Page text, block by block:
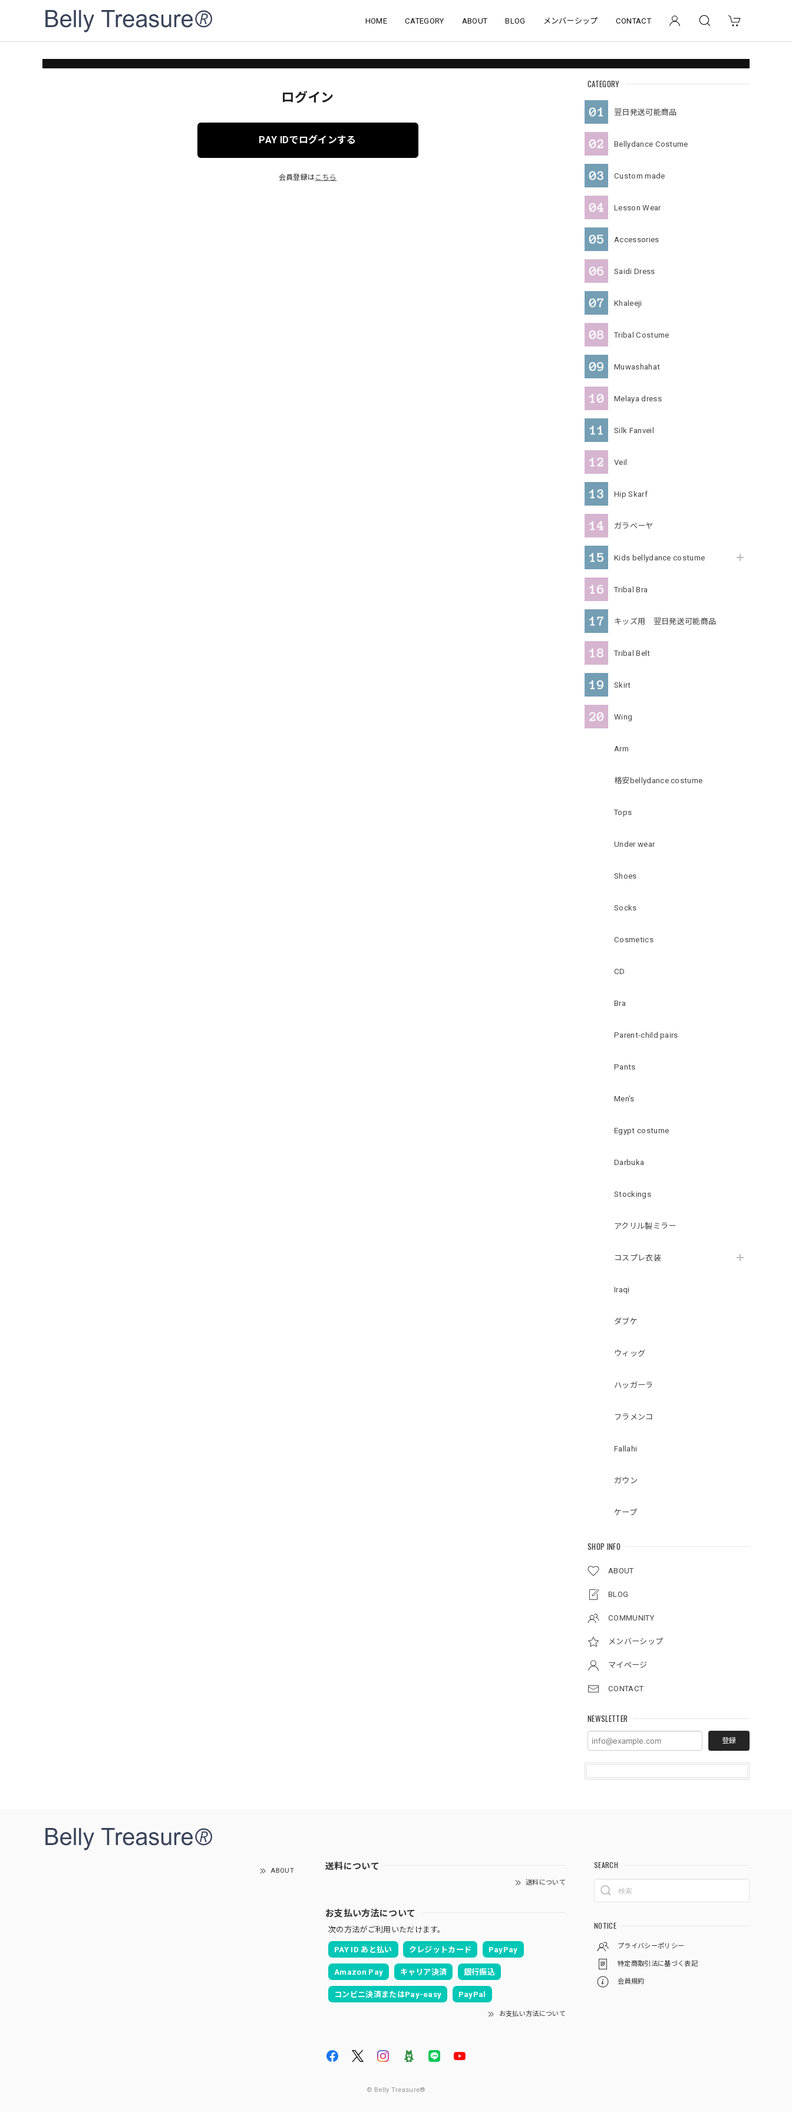
HOME CATEGORY ABOUT BLOG メンバーシップ CONTACT
CATEGORY
翌日発送可能商品
Bellydance Costume
Custom made
Lesson Wear
Accessories
Saidi Dress
Khaleeji
Tribal Costume
Muwashahat
Melaya dress
Silk Fanveil
Veil
Hip Skarf
ガラベーヤ
Kids bellydance costume
Tribal Bra
キッズ用 翌日発送可能商品
Tribal Belt
Skirt
Wing
Arm
格安bellydance costume
Tops
Under wear
Shoes
Socks
Cosmetics
CD
Bra
Parent-child pairs
Pants
Men’s
Egypt costume
Darbuka
Stockings
アクリル製ミラー
コスプレ衣装
Iraqi
ダブケ
ウィッグ
ハッガーラ
フラメンコ
Fallahi
ガウン
ケープ
SHOP INFO
ABOUT
BLOG
COMMUNITY
メンバーシップ
マイページ
CONTACT
NEWSLETTER
登録
ログイン
PAY IDでログインする
会員登録はこちら
ABOUT 送料について
送料について
お支払い方法について
次の方法がご利用いただけます。
PAY ID あと払い クレジットカード PayPay
Amazon Pay キャリア決済 銀行振込
コンビニ決済またはPay-easy PayPal
お支払い方法について
SEARCH
NOTICE
プライバシーポリシー
特定商取引法に基づく表記
会員規約
© Belly Treasure®︎